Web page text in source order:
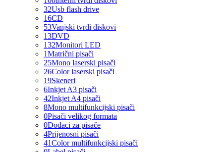
32Usb flash drive
16CD
53Vanjski tvrdi diskovi
13DVD
132Monitori LED
1Matrični pisači
25Mono laserski pisači
26Color laserski pisači
19Skeneri
6Inkjet A3 pisači
42Inkjet A4 pisači
8Mono multifunkcijski pisači
0Pisači velikog formata
0Dodaci za pisače
4Prijenosni pisači
41Color multifunkcijski pisači